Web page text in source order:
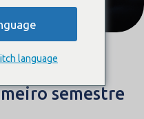
Care
semestre
language